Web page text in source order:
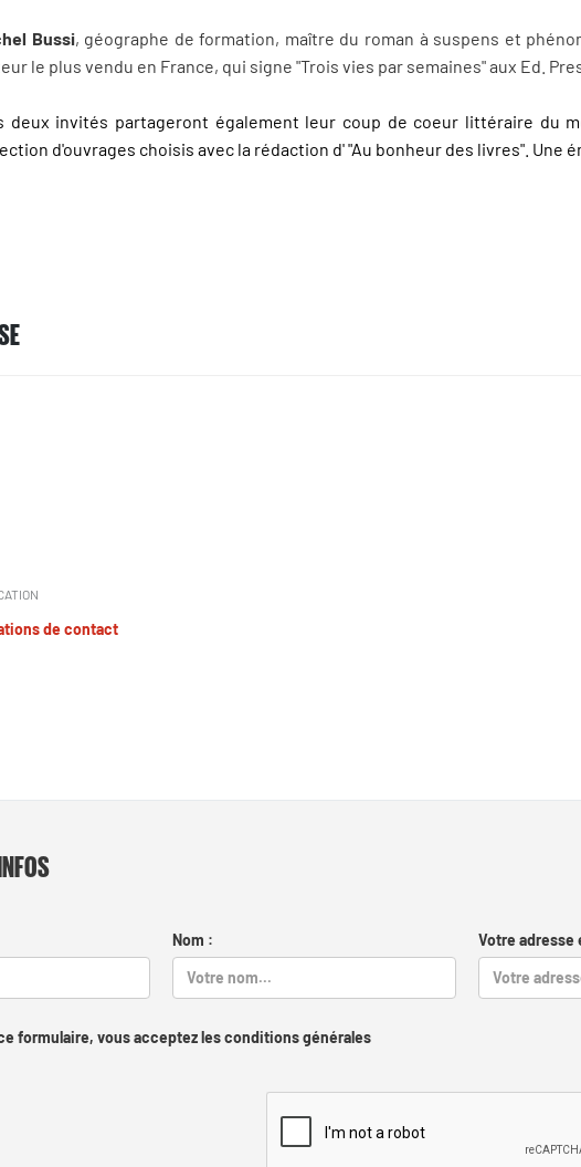
Bussi, géographe de formation, maître du roman à suspens et
le plus vendu en France, qui signe "Trois vies par semaines" aux Ed.
deux invités partageront également leur coup de coeur littéraire du
d'ouvrages choisis avec la rédaction d' "Au bonheur des livres". Une
de contact
Nom : Votre adresse
formulaire, vous acceptez les conditions générales